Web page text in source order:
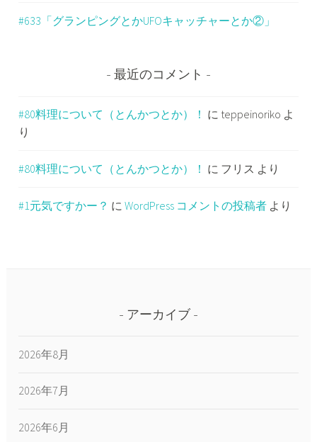
#633「グランピングとかUFOキャッチャーとか②」
最近のコメント
#80料理について（とんかつとか）！ に teppeinoriko よ
り
#80料理について（とんかつとか）！ に フリス より
#1元気ですかー？ にWordPress コメントの投稿者 より
アーカイブ
2026年8月
2026年7月
2026年6月